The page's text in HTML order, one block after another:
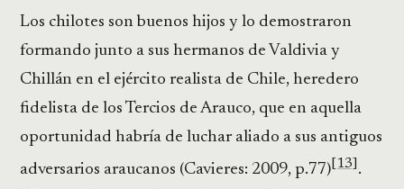
Los chilotes son buenos hijos y lo demostraron
formando junto a sus hermanos de Valdivia y
Chillán en el ejército realista de Chile, heredero
fidelista de los Tercios de Arauco, que en aquella
oportunidad habría de luchar aliado a sus antiguos
adversarios araucanos (Cavieres: 2009, p.77) [13] .